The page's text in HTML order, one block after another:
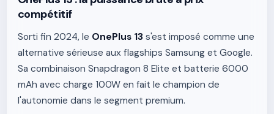
compétitif
Sorti fin 2024, le OnePlus 13 s'est imposé comme une
alternative sérieuse aux flagships Samsung et Google.
Sa combinaison Snapdragon 8 Elite et batterie 6000
mAh avec charge 100W en fait le champion de
l'autonomie dans le segment premium.